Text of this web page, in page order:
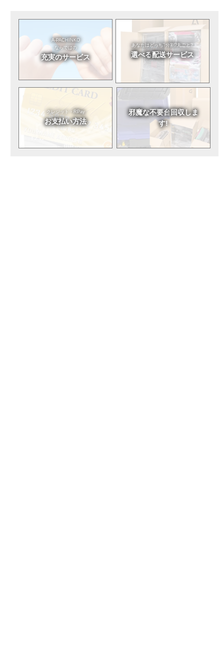
A-PACHINKO
ならではの
充実のサービス
あなたはどっち?分割?丸ごと?
選べる配送サービス
クレジット・RPay
お支払い方法
邪魔な不要台回収しま
す!